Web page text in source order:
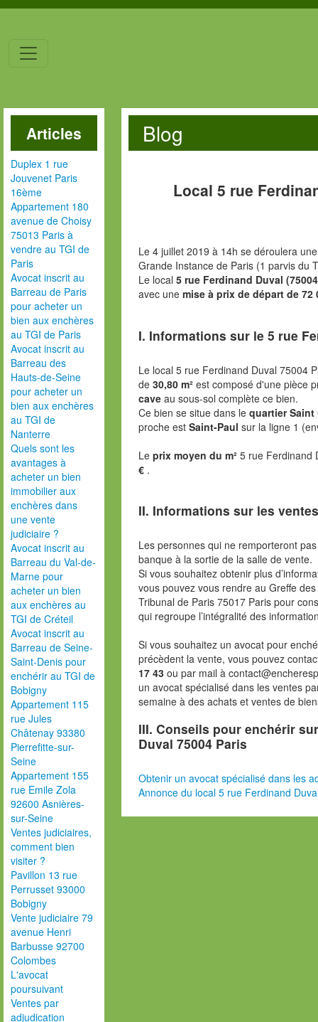
Articles
Duplex 1 rue
Jouvenet Paris
16ème
Appartement 180
avenue de Choisy
75013 Paris à
vendre au TGI de
Paris
Avocat inscrit au
Barreau de Paris
pour acheter un
bien aux enchères
au TGI de Paris
Avocat inscrit au
Barreau des
Hauts-de-Seine
pour acheter un
bien aux enchères
au TGI de
Nanterre
Quels sont les
avantages à
acheter un bien
immobilier aux
enchères dans
une vente
judiciaire ?
Avocat inscrit au
Barreau du Val-de-
Marne pour
acheter un bien
aux enchères au
TGI de Créteil
Avocat inscrit au
Barreau de Seine-
Saint-Denis pour
enchérir au TGI de
Bobigny
Appartement 115
rue Jules
Châtenay 93380
Pierrefitte-sur-
Seine
Appartement 155
rue Emile Zola
92600 Asnières-
sur-Seine
Ventes judiciaires,
comment bien
visiter ?
Pavillon 13 rue
Perrusset 93000
Bobigny
Vente judiciaire 79
avenue Henri
Barbusse 92700
Colombes
L'avocat
poursuivant
Ventes par
adjudication
Blog
Local 5 rue
Le 4 juillet 2019 à 14h se déroulera
Grande Instance de Paris (1 parvis du
Le local 5 rue Ferdinand Duval
avec une mise à prix de départ de 72
I. Informations sur le 5 rue
Le local 5 rue Ferdinand Duval 75004
de 30,80 m²est composé d'une pièce
caveau sous-sol complète ce bien.
Ce bien se situe dans le quartier Saint
proche estSaint-Paul sur la ligne 1
Le prix moyen du m² 5 rue Ferdinand
€ .
II. Informations sur les
Les personnes qui ne remporteront
banque à la sortie de la salle de vente.
Si vous souhaitez obtenir plus
vous pouvez vous rendre au Greffe
Tribunal de Paris 75017 Paris pour
qui regroupe l’intégralité des
Si vous souhaitez un avocat pour
précèdent la vente, vous pouvez
17 43 ou par mail à
un avocat spécialisé dans les ventes
semaine à des achats et ventes de
III. Conseils pour enchérir
Duval 75004 Paris
Obtenir un avocat spécialisé dans les
Annonce du local 5 rue Ferdinand